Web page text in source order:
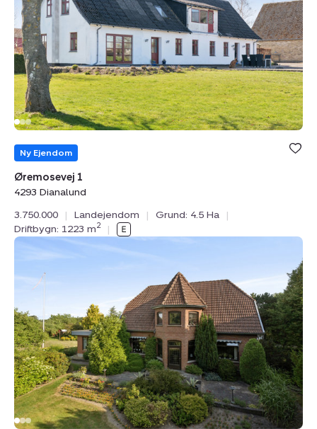
Dianalund
Bolig er
under
Ny Ejendom
Øremosevej 1
4293 Dianalund
3.750.000
| Landejendom | Grund: 4.5 Ha
|
Driftbygn: 1223 m2 |
Landejendom:
110,
5320
Agedrup